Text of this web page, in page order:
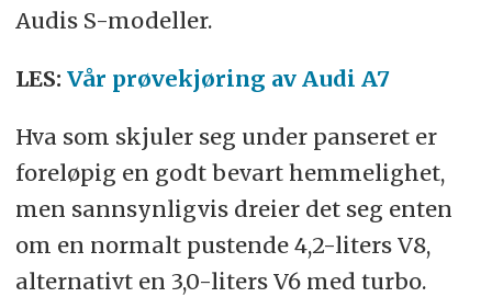
Audis S-modeller.
LES: Vår prøvekjøring av Audi A7
Hva som skjuler seg under panseret er
foreløpig en godt bevart hemmelighet,
men sannsynligvis dreier det seg enten
om en normalt pustende 4,2-liters V8,
alternativt en 3,0-liters V6 med turbo.